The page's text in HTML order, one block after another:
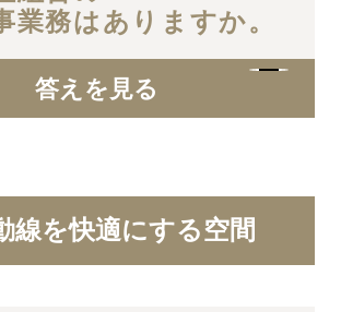
業務はありますか。
答えを見る
線を快適にする空間